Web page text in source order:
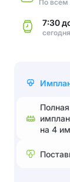
По всем
7:30
Полная
на 4